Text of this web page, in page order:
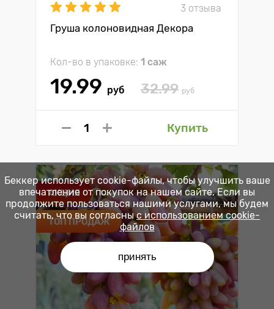
3 отзыва
Груша колоновидная Декора
Кол-во в упаковке: 1 саж
19.99 руб 32.99 руб
Купить
АКЦИЯ
ТОП ПРОДАЖ
Беккер использует cookie-файлы, чтобы улучшить ваше
впечатление от покупок на нашем сайте. Если вы
продолжите пользоваться нашими услугами, мы будем
считать, что вы согласны с использованием cookie-
файлов
принять